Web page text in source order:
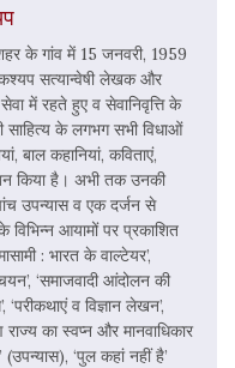
के गांव में 15 जनवरी, 1959
सत्यान्वेषी लेखक और
में रहते हुए व सेवानिवृत्ति के
साहित्य के लगभग सभी विधाओं
बाल कहानियां, कविताएं,
किया है। अभी तक उनकी
उपन्यास व एक दर्जन से
विभिन्न आयामों पर प्रकाशित
: भारत के वाल्टेयर’,
‘समाजवादी आंदोलन की
‘परीकथाएं व विज्ञान लेखन’,
का स्वप्न और मानवाधिकार
(उपन्यास), ‘पुल कहां नहीं है’